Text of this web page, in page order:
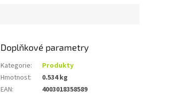
Doplňkové parametry
Kategorie:
Produkty
Hmotnost:
0.534 kg
EAN:
4003018358589